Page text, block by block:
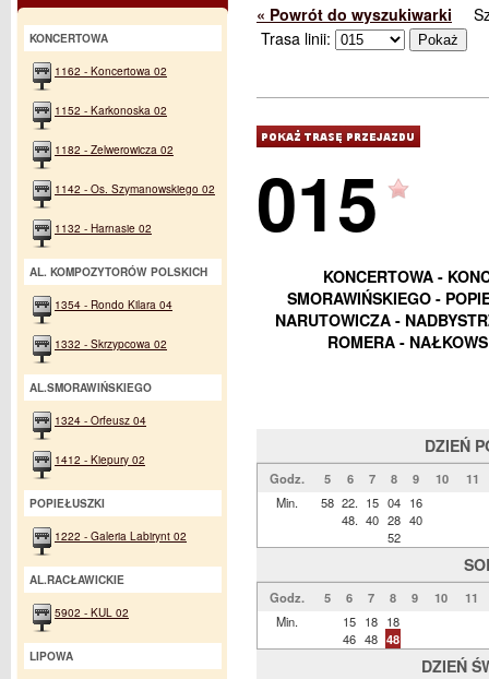
« Powrót do wyszukiwarki
Trasa linii:
015
KONCERTOWA -
SMORAWIŃSKIEGO -
NARUTOWICZA -
ROMERA -
DZIEŃ
Godz. 5 6 7 8 9 10
11
Min.
58 22.
48.
15
40
04
28
52
16
40
Godz. 5 6 7 8 9 10
11
Min.
15
46
18
48
18
48
DZIEŃ
KONCERTOWA
1162 - Koncertowa 02
1152 - Karkonoska 02
1182 - Zelwerowicza 02
1142 - Os. Szymanowskiego 02
1132 - Harnasie 02
AL. KOMPOZYTORÓW POLSKICH
1354 - Rondo Kilara 04
1332 - Skrzypcowa 02
AL.SMORAWIŃSKIEGO
1324 - Orfeusz 04
1412 - Kiepury 02
POPIEŁUSZKI
1222 - Galeria Labirynt 02
AL.RACŁAWICKIE
5902 - KUL 02
LIPOWA